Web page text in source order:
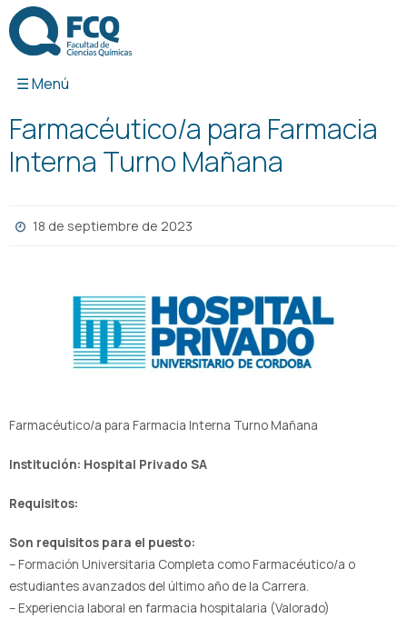
contenido
Farmacéutico/a para Farmacia
Interna Turno Mañana
18 de septiembre de 2023
Farmacéutico/a para Farmacia Interna Turno Mañana
Institución: Hospital Privado SA
Requisitos:
Son requisitos para el puesto:
– Formación Universitaria Completa como Farmacéutico/a o
estudiantes avanzados del último año de la Carrera.
– Experiencia laboral en farmacia hospitalaria (Valorado)